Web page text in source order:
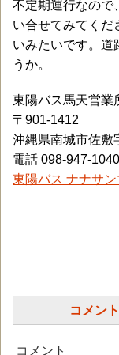
不定期運行なので
い合せてみてくだ
いみたいです。道
うか。
東陽バス馬天営業
〒901-1412
沖縄県南城市佐敷
電話 098-947-1040
東陽バス ナナサ
コメント